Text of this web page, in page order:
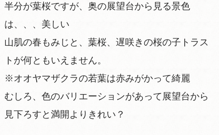
半分が葉桜ですが、奥の展望台から見る景色
は、、、美しい
山肌の春もみじと、葉桜、遅咲きの桜の子トラス
トが何ともいえません。
※オオヤマザクラの若葉は赤みがかって綺麗
むしろ、色のバリエーションがあって展望台から
見下ろすと満開よりきれい？